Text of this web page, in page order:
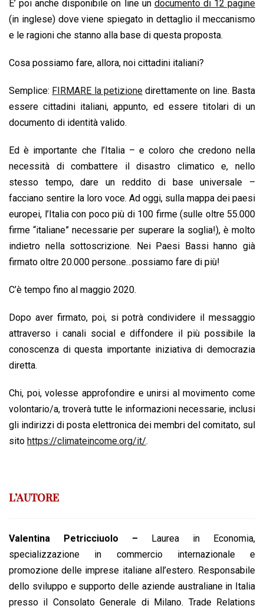
E’ poi anche disponibile on line un documento di 12 pagine
(in inglese) dove viene spiegato in dettaglio il meccanismo
e le ragioni che stanno alla base di questa proposta.
Cosa possiamo fare, allora, noi cittadini italiani?
Semplice: FIRMARE la petizionedirettamente on line. Basta
essere cittadini italiani, appunto, ed essere titolari di un
documento di identità valido.
Ed è importante che l’Italia – e coloro che credono nella
necessità di combattere il disastro climatico e, nello
stesso tempo, dare un reddito di base universale –
facciano sentire la loro voce. Ad oggi, sulla mappa dei paesi
europei, l’Italia con poco più di 100 firme (sulle oltre 55.000
firme “italiane” necessarie per superare la soglia!), è molto
indietro nella sottoscrizione. Nei Paesi Bassi hanno già
firmato oltre 20.000 persone…possiamo fare di più!
C’è tempo fino al maggio 2020.
Dopo aver firmato, poi, si potrà condividere il messaggio
attraverso i canali social e diffondere il più possibile la
conoscenza di questa importante iniziativa di democrazia
diretta.
Chi, poi, volesse approfondire e unirsi al movimento come
volontario/a, troverà tutte le informazioni necessarie, inclusi
gli indirizzi di posta elettronica dei membri del comitato, sul
sito https://climateincome.org/it/.
L’AUTORE
Valentina Petricciuolo – Laurea in Economia,
specializzazione in commercio internazionale e
promozione delle imprese italiane all’estero. Responsabile
dello sviluppo e supporto delle aziende australiane in Italia
presso il Consolato Generale di Milano. Trade Relations